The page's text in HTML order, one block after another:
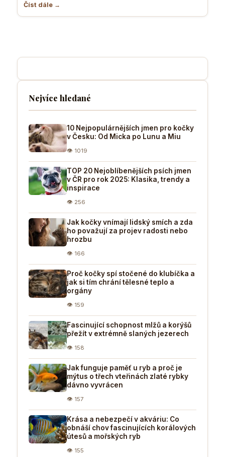
Číst dále →
Nejvíce hledané
10 Nejpopulárnějších jmen pro kočky
v Česku: Od Micka po Lunu a Miu
👁 1019
TOP 20 Nejoblíbenějších psích jmen
v ČR pro rok 2025: Klasika, trendy a
inspirace
👁 256
Jak kočky vnímají lidský smích a zda
ho považují za projev radosti nebo
hrozbu
👁 166
Proč kočky spí stočené do klubíčka a
jak si tím chrání tělesné teplo a
orgány
👁 159
Fascinující schopnost mlžů a korýšů
přežít v extrémně slaných jezerech
👁 158
Jak funguje paměť u ryb a proč je
mýtus o třech vteřinách zlaté rybky
dávno vyvrácen
👁 157
Krása a nebezpečí v akváriu: Co
obnáší chov fascinujících korálových
útesů a mořských ryb
👁 155